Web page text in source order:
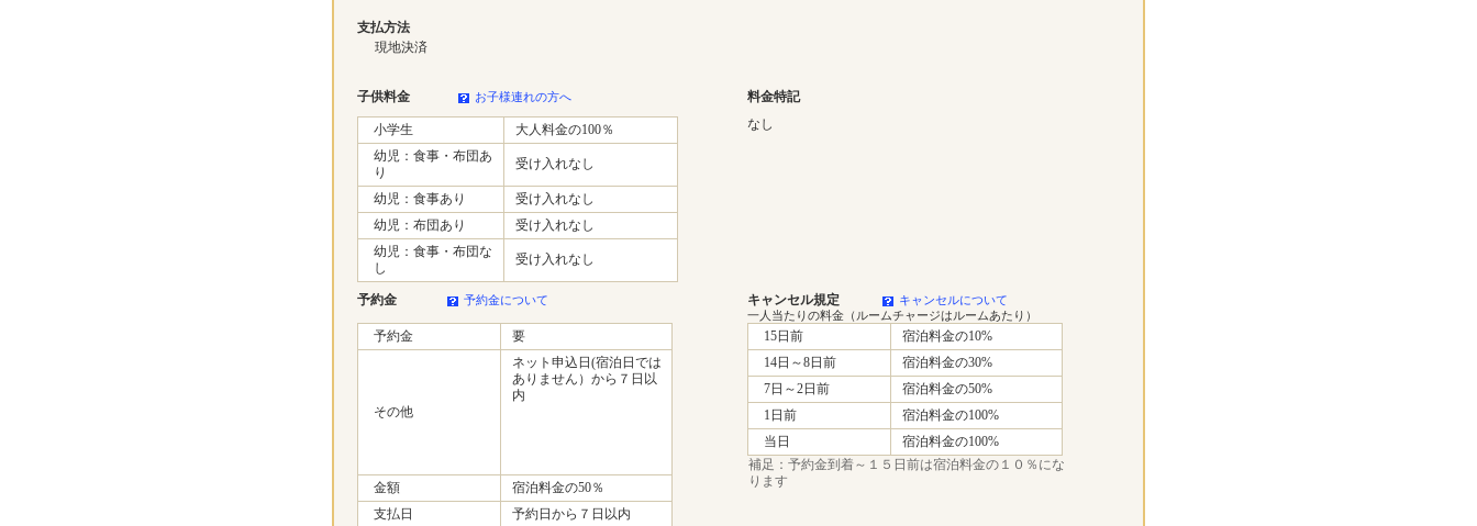
支払方法
現地決済
子供料金 お子様連れの方へ 料金特記
小学生
大人料金の100％
幼児：食事・布団あ
り
受け入れなし
幼児：食事あり
受け入れなし
幼児：布団あり
受け入れなし
幼児：食事・布団な
し
受け入れなし
なし
予約金 予約金について キャンセル規定
キャンセルについて
一人当たりの料金（ルームチャージはルームあたり）
予約金 要
その他
ネット申込日(宿泊日では
ありません）から７日以
内
金額
宿泊料金の50％
支払日
予約日から７日以内
15日前
宿泊料金の10%
14日～8日前
宿泊料金の30%
7日～2日前
宿泊料金の50%
1日前
宿泊料金の100%
当日
宿泊料金の100%
補足：予約金到着～１５日前は宿泊料金の１０％にな
ります